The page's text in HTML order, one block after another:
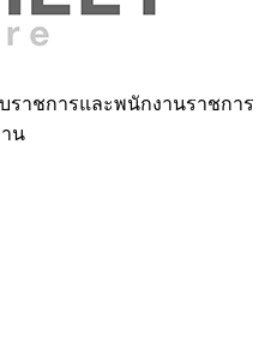
ราชการและพนักงานราชการ
น